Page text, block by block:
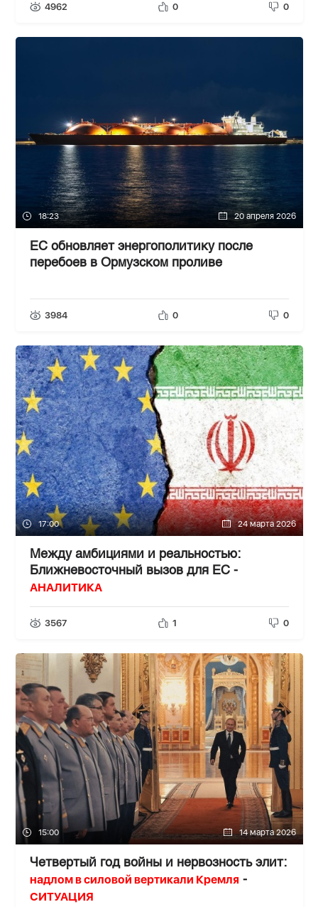
4962 0 0
18:23 20 апреля 2026
ЕС обновляет энергополитику после
перебоев в Ормузском проливе
3984 0 0
17:00 24 марта 2026
Между амбициями и реальностью:
Ближневосточный вызов для ЕС -
АНАЛИТИКА
3567 1 0
15:00 14 марта 2026
Четвертый год войны и нервозность элит:
надлом в силовой вертикали Кремля -
СИТУАЦИЯ